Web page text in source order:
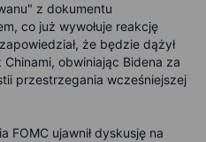
z dokumentu
co już wywołuje reakcję
że będzie dążył
obwiniając Bidena za
przestrzegania wcześniejszej
FOMC ujawnił dyskusję na